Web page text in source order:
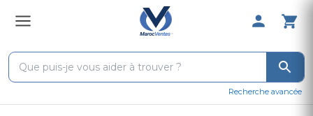
0 Produit
Recherche avancée